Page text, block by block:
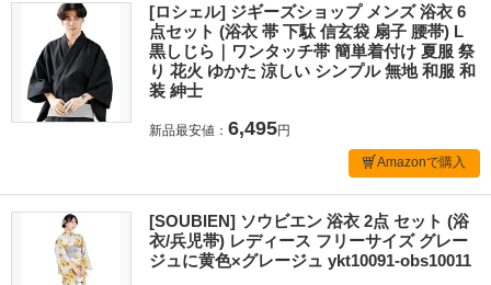
[ロシェル] ジギーズショップ メンズ 浴衣 6
点セット (浴衣 帯 下駄 信玄袋 扇子 腰帯) L
黒しじら｜ワンタッチ帯 簡単着付け 夏服 祭
り 花火 ゆかた 涼しい シンプル 無地 和服 和
装 紳士
新品最安値： 6,495円
Amazonで購入
[SOUBIEN] ソウビエン 浴衣 2点 セット (浴
衣/兵児帯) レディース フリーサイズ グレー
ジュに黄色×グレージュ ykt10091-obs10011